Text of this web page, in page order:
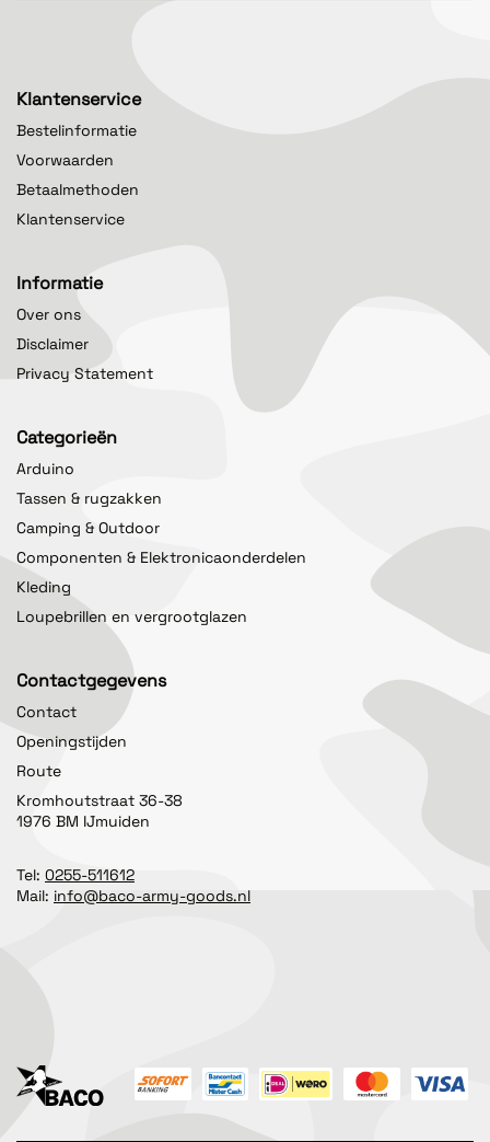
Klantenservice
Bestelinformatie
Voorwaarden
Betaalmethoden
Klantenservice
Informatie
Over ons
Disclaimer
Privacy Statement
Categorieën
Arduino
Tassen & rugzakken
Camping & Outdoor
Componenten & Elektronicaonderdelen
Kleding
Loupebrillen en vergrootglazen
Contactgegevens
Contact
Openingstijden
Route
Kromhoutstraat 36-38
1976 BM IJmuiden
Tel: 0255-511612
Mail: info@baco-army-goods.nl